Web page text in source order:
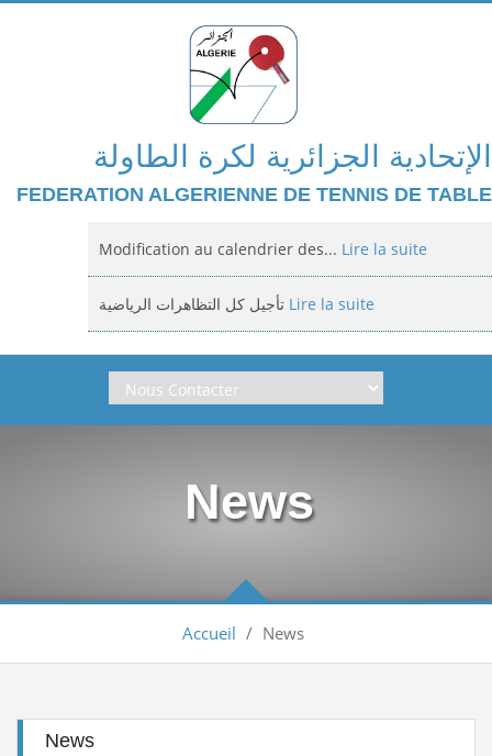
الإتحادية الجزائرية لكرة الطاولة
FEDERATION ALGERIENNE DE TENNIS DE TABLE
Modification au calendrier des... Lire la suite
تأجيل كل التظاهرات الرياضية Lire la suite
Domiciliation des compétitions...Lire la suite
Arbitrage aux compétitions...Lire la suite
إعلانعن فتح تسجيلات لتكوين المدربين
News
Accueil / News
News